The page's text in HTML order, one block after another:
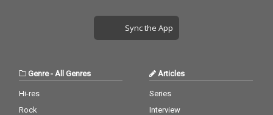
Sync the App
Genre- All Genres
Hi-res
Rock
Articles
Series
Interview